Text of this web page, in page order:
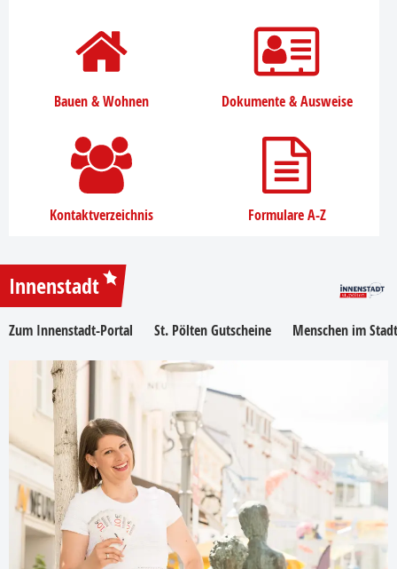
Bauen & Wohnen Dokumente & Ausweise
Kontaktverzeichnis Formulare A-Z
Innenstadt
Zum Innenstadt-Portal St. Pölten Gutscheine Menschen im